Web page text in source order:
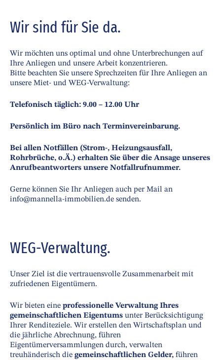
Wir sind für Sie da.
Wir möchten uns optimal und ohne Unterbrechungen auf
Ihre Anliegen und unsere Arbeit konzentrieren.
Bitte beachten Sie unsere Sprechzeiten für Ihre Anliegen an
unsere Miet- und WEG-Verwaltung:
Telefonisch täglich: 9.00 – 12.00 Uhr
Persönlich im Büro nach Terminvereinbarung.
Bei allen Notfällen (Strom-, Heizungsausfall,
Rohrbrüche, o.Ä.) erhalten Sie über die Ansage unseres
Anrufbeantworters unsere Notfallrufnummer.
Gerne können Sie Ihr Anliegen auch per Mail an
info@mannella-immobilien.de senden.
WEG-Verwaltung.
Unser Ziel ist die vertrauensvolle Zusammenarbeit mit
zufriedenen Eigentümern.
Wir bieten eine professionelle Verwaltung Ihres
gemeinschaftlichen Eigentums unter Berücksichtigung
Ihrer Renditeziele. Wir erstellen den Wirtschaftsplan und
die jährliche Abrechnung, führen
Eigentümerversammlungen durch, verwalten
treuhänderisch die gemeinschaftlichen Gelder, führen